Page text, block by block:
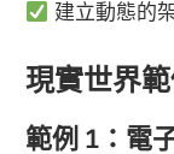
建立動態的
現實世界範
範例 1：電